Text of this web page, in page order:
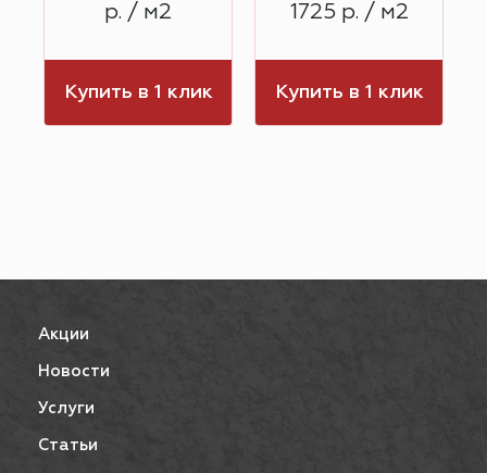
р. / м2
Купить в 1 клик
1725 р. / м2
Купить в 1 клик
Акции
Новости
Услуги
Статьи